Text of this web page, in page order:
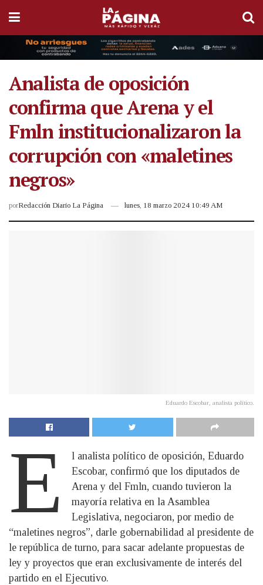
Analista de oposición
confirma que Arena y el
Fmln institucionalizaron la
corrupción con «maletines
negros»
porRedacción Diario La Página lunes, 18 marzo 2024 10:49 AM
Eduardo Escobar, analista político.
E
l analista político de oposición, Eduardo
Escobar, confirmó que los diputados de
Arena y del Fmln, cuando tuvieron la
mayoría relativa en la Asamblea
Legislativa, negociaron, por medio de
“maletines negros”, darle gobernabilidad al presidente de
le república de turno, para sacar adelante propuestas de
ley y proyectos que eran exclusivamente de interés del
partido en el Ejecutivo.